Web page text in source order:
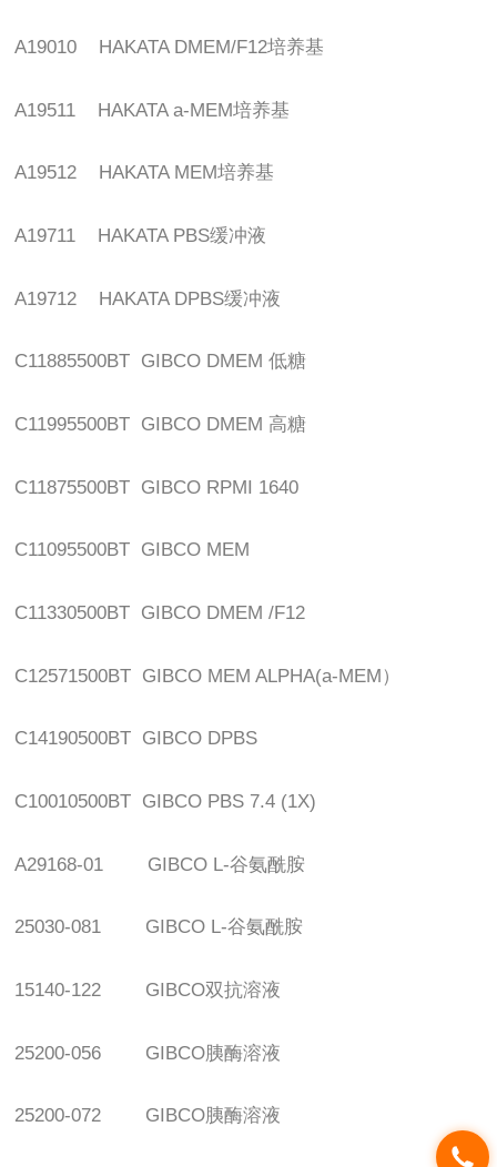
A19010 HAKATA DMEM/F12培养基
A19511 HAKATA a-MEM培养基
A19512 HAKATA MEM培养基
A19711 HAKATA PBS缓冲液
A19712 HAKATA DPBS缓冲液
C11885500BT GIBCO DMEM低糖
C11995500BT GIBCO DMEM 高糖
C11875500BT GIBCO RPMI 1640
C11095500BT GIBCO MEM
C11330500BT GIBCO DMEM /F12
C12571500BT GIBCO MEM ALPHA(a-MEM ）
C14190500BT GIBCO DPBS
C10010500BT GIBCO PBS 7.4 (1X)
A29168-01 GIBCO L-谷氨酰胺
25030-081 GIBCO L-谷氨酰胺
15140-122 GIBCO双抗溶液
25200-056 GIBCO胰酶溶液
25200-072 GIBCO胰酶溶液